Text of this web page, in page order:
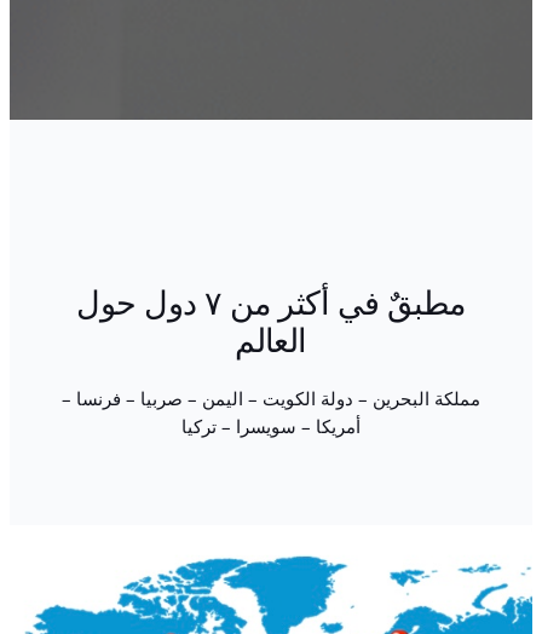
مطبقٌ في أكثر من ٧ دول حول
العالم
مملكة البحرين – دولة الكويت – اليمن – صربيا – فرنسا –
أمريكا – سويسرا – تركيا